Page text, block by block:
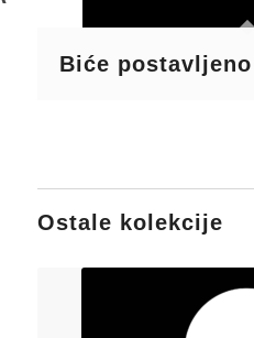
Biće postavljeno
Ostale kolekcije